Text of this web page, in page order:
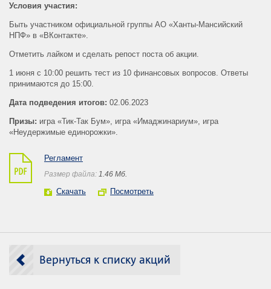
Условия участия:
Быть участником официальной группы АО «Ханты-Мансийский
НПФ» в «ВКонтакте».
Отметить лайком и сделать репост поста об акции.
1 июня с 10:00 решить тест из 10 финансовых вопросов. Ответы
принимаются до 15:00.
Дата подведения итогов: 02.06.2023
Призы: игра «Тик-Так Бум», игра «Имаджинариум», игра
«Неудержимые единорожки».
Регламент
Размер файла: 1.46 Mб.
Скачать Посмотреть
Вернуться к списку акций